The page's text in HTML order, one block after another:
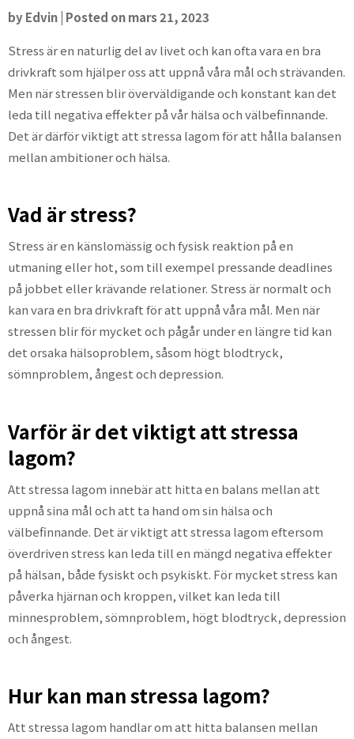
byEdvin| Posted onmars 21, 2023
Stress är en naturlig del av livet och kan ofta vara en bra
drivkraft som hjälper oss att uppnå våra mål och strävanden.
Men när stressen blir överväldigande och konstant kan det
leda till negativa effekter på vår hälsa och välbefinnande.
Det är därför viktigt att stressa lagom för att hålla balansen
mellan ambitioner och hälsa.
Vad är stress?
Stress är en känslomässig och fysisk reaktion på en
utmaning eller hot, som till exempel pressande deadlines
på jobbet eller krävande relationer. Stress är normalt och
kan vara en bra drivkraft för att uppnå våra mål. Men när
stressen blir för mycket och pågår under en längre tid kan
det orsaka hälsoproblem, såsom högt blodtryck,
sömnproblem, ångest och depression.
Varför är det viktigt att stressa
lagom?
Att stressa lagom innebär att hitta en balans mellan att
uppnå sina mål och att ta hand om sin hälsa och
välbefinnande. Det är viktigt att stressa lagom eftersom
överdriven stress kan leda till en mängd negativa effekter
på hälsan, både fysiskt och psykiskt. För mycket stress kan
påverka hjärnan och kroppen, vilket kan leda till
minnesproblem, sömnproblem, högt blodtryck, depression
och ångest.
Hur kan man stressa lagom?
Att stressa lagom handlar om att hitta balansen mellan